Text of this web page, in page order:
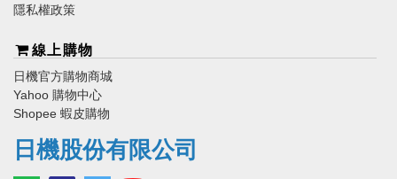
隱私權政策
線上購物
日機官方購物商城
Yahoo 購物中心
Shopee 蝦皮購物
日機股份有限公司